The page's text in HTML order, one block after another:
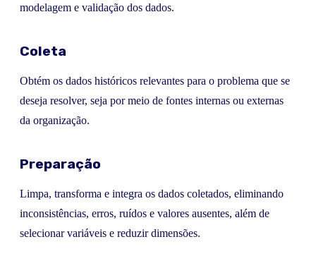
modelagem e validação dos dados.
Coleta
Obtém os dados históricos relevantes para o problema que se
deseja resolver, seja por meio de fontes internas ou externas
da organização.
Preparação
Limpa, transforma e integra os dados coletados, eliminando
inconsistências, erros, ruídos e valores ausentes, além de
selecionar variáveis e reduzir dimensões.